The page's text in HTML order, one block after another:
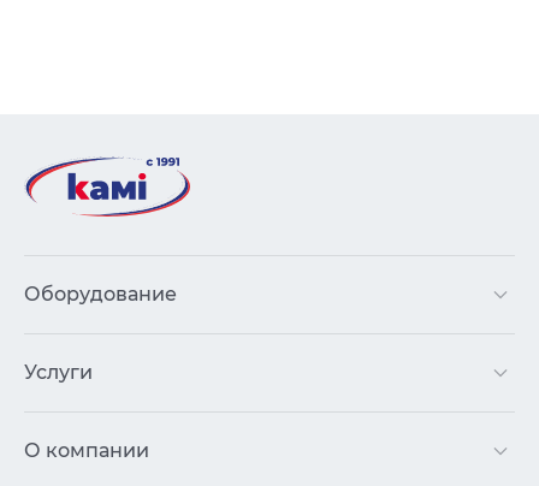
Оборудование
Услуги
О компании